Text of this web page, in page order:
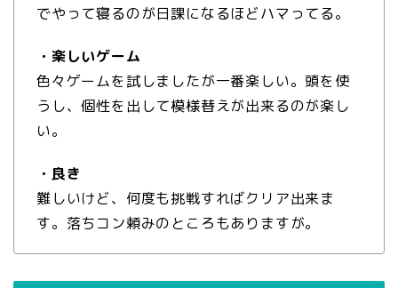
でやって寝るのが日課になるほどハマってる。
・楽しいゲーム
色々ゲームを試しましたが一番楽しい。頭を使
うし、個性を出して模様替えが出来るのが楽し
い。
・良き
難しいけど、何度も挑戦すればクリア出来ま
す。落ちコン頼みのところもありますが。